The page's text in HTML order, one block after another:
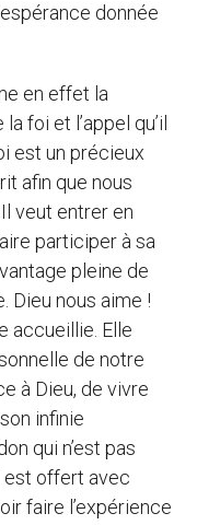
donnée
en effet la
foi et l’appel qu’il
est un précieux
afin que nous
veut entrer en
participer à sa
pleine de
Dieu nous aime !
accueillie. Elle
de notre
à Dieu, de vivre
infinie
qui n’est pas
est offert avec
faire l’expérience